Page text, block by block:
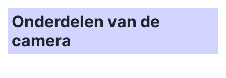
Onderdelen van de
camera